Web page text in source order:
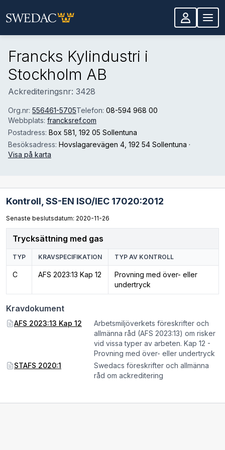
Francks Kylindustri i
Stockholm AB
Ackrediteringsnr: 3428
Org.nr: 556461-5705Telefon: 08-594 968 00
Webbplats: francksref.com
Postadress: Box 581 , 192 05 Sollentuna
Besöksadress: Hovslagarevägen 4 , 192 54 Sollentuna ·
Visa på karta
Kontroll, SS-EN ISO/IEC 17020:2012
Senaste beslutsdatum: 2020-11-26
Trycksättning med gas
TYP KRAVSPECIFIKATION TYP AV KONTROLL
C AFS 2023:13 Kap 12
Provning med över- eller
undertryck
Kravdokument
AFS 2023:13 Kap 12
Arbetsmiljöverkets föreskrifter och
allmänna råd (AFS 2023:13) om risker
vid vissa typer av arbeten. Kap 12 -
Provning med över- eller undertryck
STAFS 2020:1
Swedacs föreskrifter och allmänna
råd om ackreditering